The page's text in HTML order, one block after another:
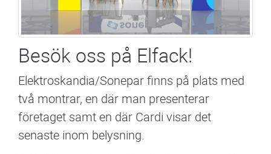
Besök oss på Elfack!
Elektroskandia/Sonepar finns på plats med
två montrar, en där man presenterar
företaget samt en där Cardi visar det
senaste inom belysning.